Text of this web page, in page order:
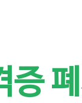
증